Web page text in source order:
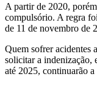
A partir de 2020,
compulsório. A regra
de 11 de novembro de
Quem sofrer acidentes
solicitar a indenização,
até 2025, continuarão a